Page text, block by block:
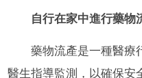
自行在家中進行藥物
藥物流產是一種醫療
醫生指導監測，以確保安